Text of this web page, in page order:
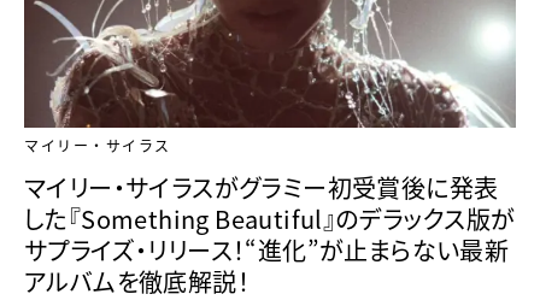
マイリー・サイラス
マイリー・サイラスがグラミー初受賞後に発表
した『Something Beautiful』のデラックス版が
サプライズ・リリース！“進化”が止まらない最新
アルバムを徹底解説！